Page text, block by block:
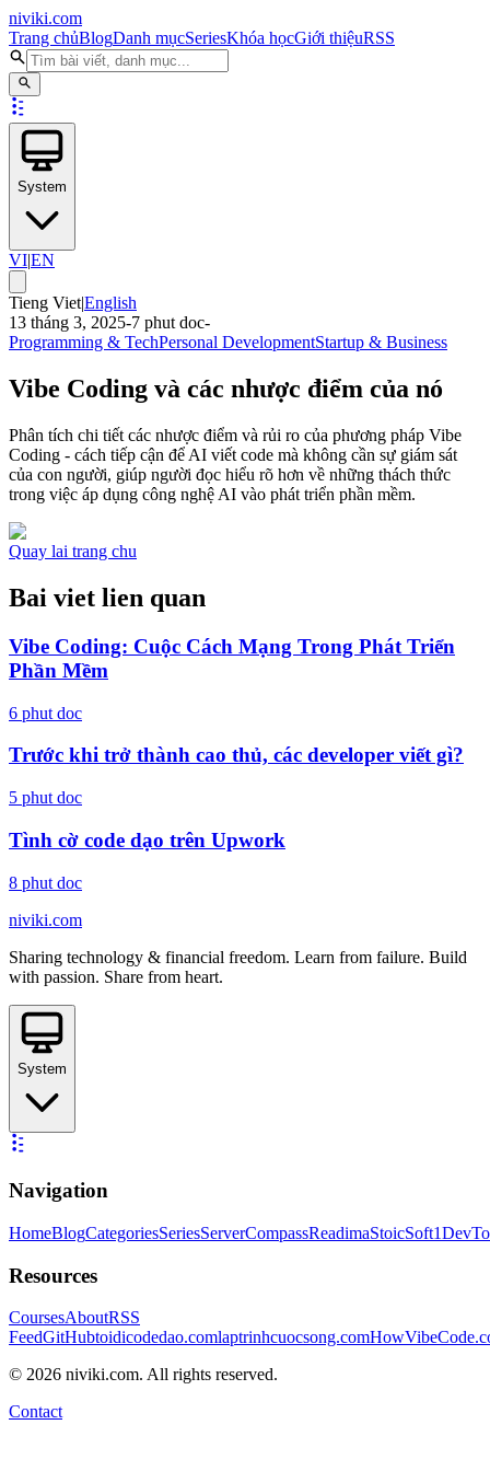
niviki.com
Trang chủBlogDanh mụcSeriesKhóa họcGiới thiệuRSS
System
VI|EN
Tieng Viet|English
13 tháng 3, 2025-7 phut doc-
Programming & TechPersonal DevelopmentStartup & Business
Vibe Coding và các nhược điểm của nó
Phân tích chi tiết các nhược điểm và rủi ro của phương pháp Vibe
Coding - cách tiếp cận để AI viết code mà không cần sự giám sát
của con người, giúp người đọc hiểu rõ hơn về những thách thức
trong việc áp dụng công nghệ AI vào phát triển phần mềm.
Quay lai trang chu
Bai viet lien quan
Vibe Coding: Cuộc Cách Mạng Trong Phát Triển
Phần Mềm
6 phut doc
Trước khi trở thành cao thủ, các developer viết gì?
5 phut doc
Tình cờ code dạo trên Upwork
8 phut doc
niviki.com
Sharing technology & financial freedom. Learn from failure. Build
with passion. Share from heart.
System
Navigation
HomeBlogCategoriesSeriesServerCompassReadimaStoicSoft
Resources
CoursesAboutRSS
FeedGitHubtoidicodedao.comlaptrinhcuocsong.com
© 2026 niviki.com. All rights reserved.
Contact